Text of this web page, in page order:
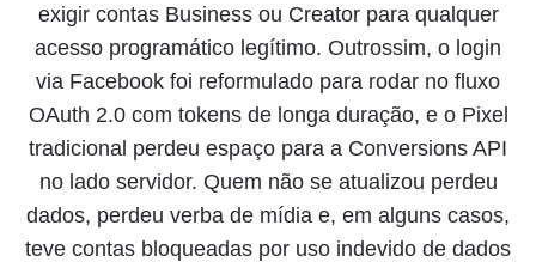
exigir contas Business ou Creator para qualquer
acesso programático legítimo. Outrossim, o login
via Facebook foi reformulado para rodar no fluxo
OAuth 2.0 com tokens de longa duração, e o Pixel
tradicional perdeu espaço para a Conversions API
no lado servidor. Quem não se atualizou perdeu
dados, perdeu verba de mídia e, em alguns casos,
teve contas bloqueadas por uso indevido de dados